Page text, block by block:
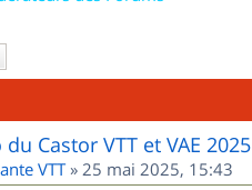
du Castor VTT et VAE 2025
VTT» 25 mai 2025, 15:43